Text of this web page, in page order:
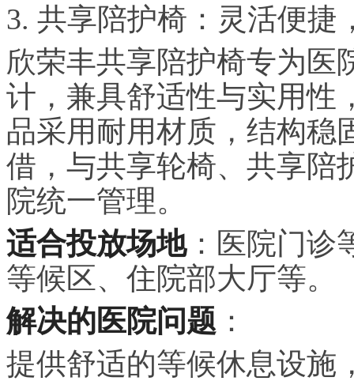
3. 共享陪护椅：灵活便捷
欣荣丰共享陪护椅专为医
计，兼具舒适性与实用性
品采用耐用材质，结构稳
借，与共享轮椅、共享陪
院统一管理。
适合投放场地：医院门诊
等候区、住院部大厅等。
解决的医院问题 ：
提供舒适的等候休息设施